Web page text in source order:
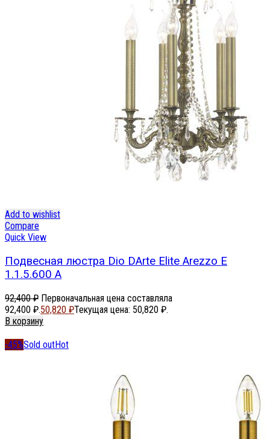
Add to wishlist
Compare
Quick View
Подвесная люстра Dio DArte Elite Arezzo E
1.1.5.600 A
92,400₽ Первоначальная цена составляла
92,400 ₽.50,820 ₽Текущая цена: 50,820 ₽.
В корзину
-45%Sold outHot